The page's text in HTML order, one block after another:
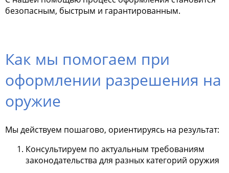
безопасным, быстрым и гарантированным.
Как мы помогаем при
оформлении разрешения на
оружие
Мы действуем пошагово, ориентируясь на результат:
Консультируем по актуальным требованиям
законодательства для разных категорий оружия